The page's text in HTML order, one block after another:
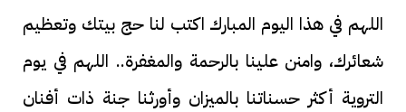
اللهم في هذا اليوم المبارك اكتب لنا حج بيتك وتعظيم
شعائرك، وامنن علينا بالرحمة والمغفرة.. اللهم في يوم
التروية أكثر حسناتنا بالميزان وأورثنا جنة ذات أفنان